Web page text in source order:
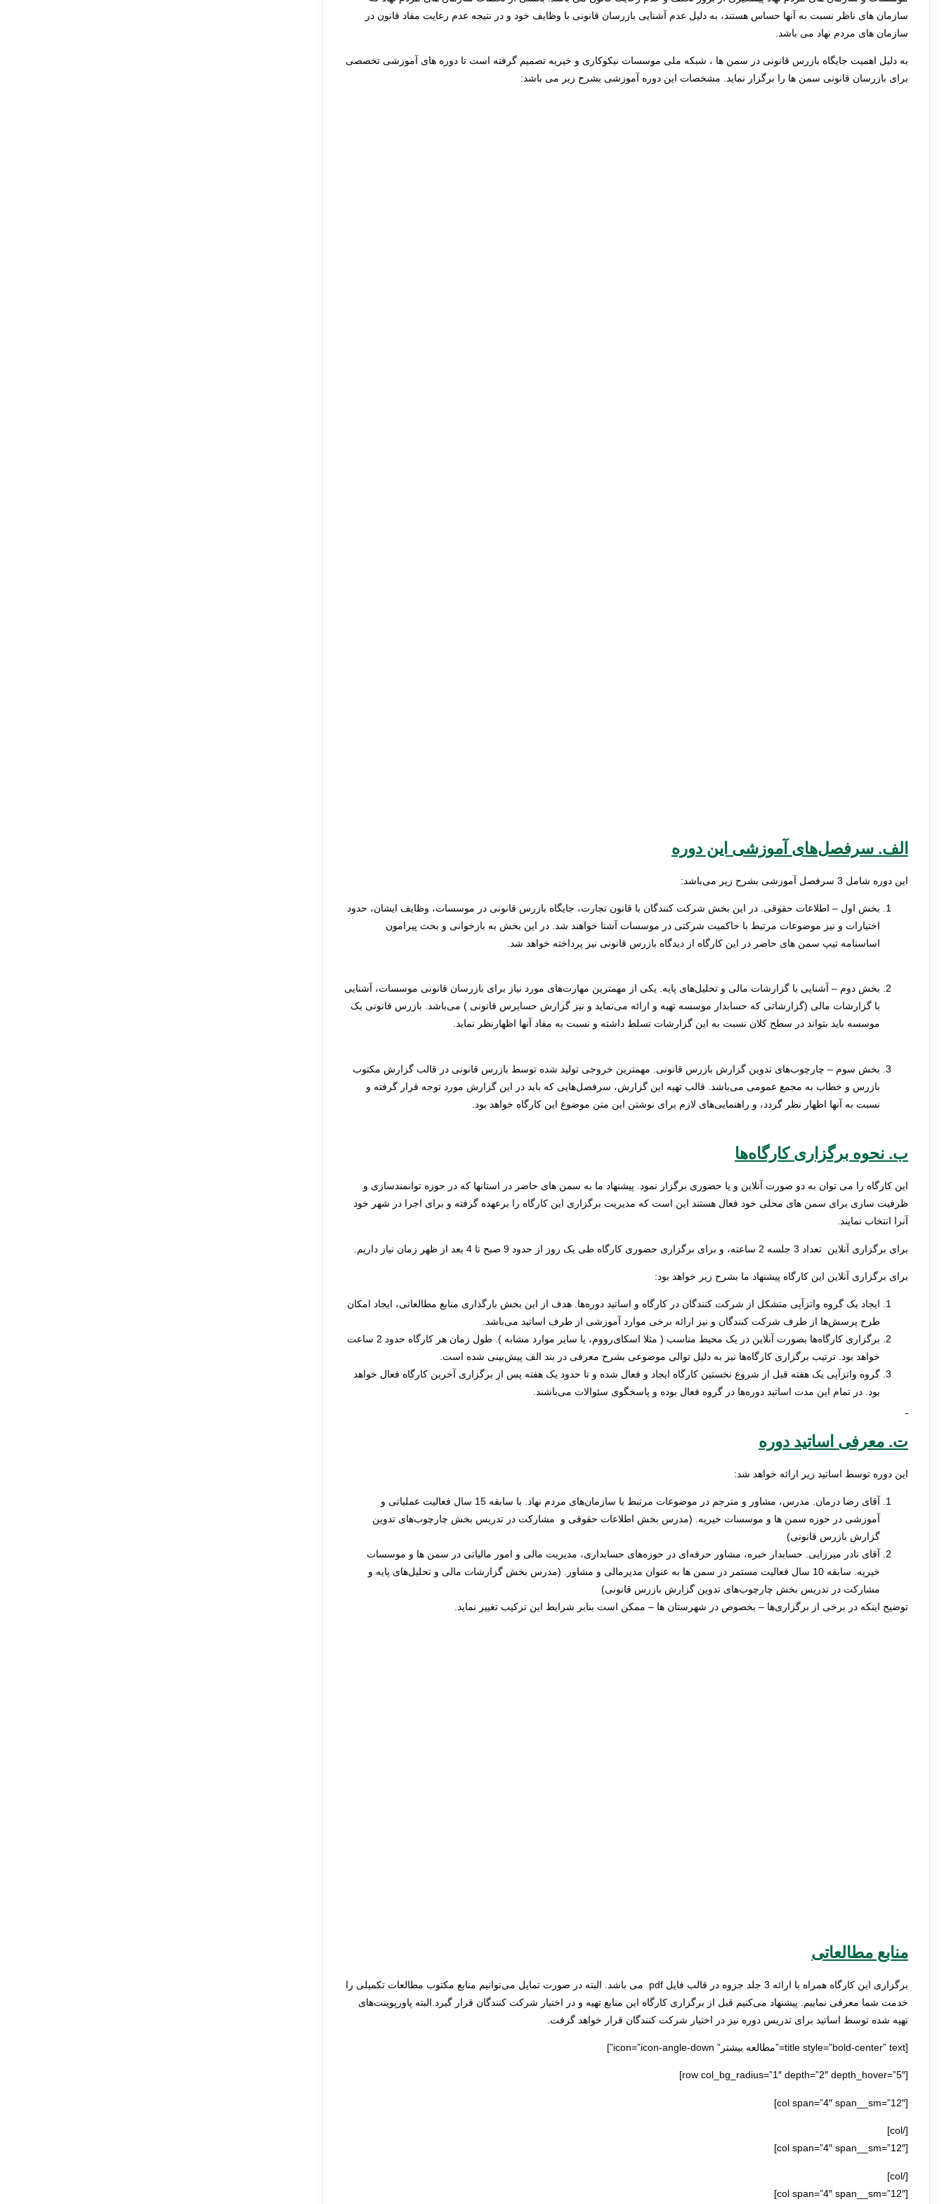
سازمان های ناظر نسبت به آنها حساس هستند، به دلیل عدم آشنایی بازرسان قانونی با وظایف خود و در نتیجه عدم رعایت مفاد قانون در
سازمان های مردم نهاد می باشد.
به دلیل اهمیت جایگاه بازرس قانونی در سمن ها ، شبکه ملی موسسات نیکوکاری و خیریه تصمیم گرفته است تا دوره های آموزشی تخصصی
برای بازرسان قانونی سمن ها را برگزار نماید. مشخصات این دوره آموزشی بشرح زیر می باشد:
الف. سرفصلهای آموزشی این دوره
این دوره شامل 3 سرفصل آموزشی بشرح زیر می‌باشد:
بخش اول – اطلاعات حقوقی. در این بخش شرکت کنندگان با قانون تجارت، جایگاه بازرس قانونی در موسسات، وظایف ایشان، حدود
اختیارات و نیز موضوعات مرتبط با حاکمیت شرکتی در موسسات آشنا خواهند شد. در این بخش به بازخوانی و بحث پیرامون
اساسنامه تیپ سمن‌ های حاضر در این کارگاه از دیدگاه بازرس قانونی نیز پرداخته خواهد شد.
بخش دوم – آشنایی با گزارشات مالی و تحلیلهای پایه. یکی از مهمترین مهارت‌های مورد نیاز برای بازرسان قانونی موسسات، آشنایی
با گزارشات مالی (گزارشاتی که حسابدار موسسه تهیه و ارائه می‌نماید و نیز گزارش حسابرس قانونی ) می‌باشد. بازرس قانونی یک
موسسه باید بتواند در سطح کلان نسبت به این گزارشات تسلط داشته و نسبت به مفاد آنها اظهارنظر نماید.
بخش سوم – چارچوبهای تدوین گزارش بازرس قانونی.
مهمترین خروجی تولید شده توسط بازرس قانونی در قالب گزارش مکتوب
بازرس و خطاب به مجمع عمومی می‌باشد. قالب تهیه این گزارش، سرفصل‌هایی که باید در این گزارش مورد توجه قرار گرفته و
نسبت به آنها اظهار نظر گردد، و راهنمایی‌های لازم برای نوشتن این متن موضوع این کارگاه خواهد بود.
ب. نحوه برگزاری کارگاهها
این کارگاه را می توان به دو صورت آنلاین و یا حضوری برگزار نمود. پیشنهاد ما به سمن های حاضر در استانها که در حوزه توانمندسازی و
ظرفیت سازی برای سمن های محلی خود فعال هستند این است که مدیریت برگزاری این کارگاه را برعهده گرفته و برای اجرا در شهر خود
آنرا انتخاب نمایند.
برای برگزاری آنلاین تعداد 3 جلسه 2 ساعته، و برای برگزاری حضوری کارگاه طی یک روز از حدود 9 صبح تا 4 بعد از ظهر زمان نیاز داریم.
برای برگزاری آنلاین این کارگاه پیشنهاد ما بشرح زیر خواهد بود:
ایجاد یک گروه واتزآپی متشکل از شرکت کنندگان در کارگاه و اساتید دوره‌ها. هدف از این بخش بارگذاری منابع مطالعاتی، ایجاد امکان
طرح پرسش‌ها از طرف شرکت کنندگان و نیز ارائه برخی موارد آموزشی از طرف اساتید می‌باشد.
برگزاری کارگاه‌ها بصورت آنلاین در یک محیط مناسب ( مثلا اسکای‌رووم، یا سایر موارد مشابه ). طول زمان هر کارگاه حدود 2 ساعت
خواهد بود. ترتیب برگزاری کارگاه‌ها نیز به دلیل توالی موضوعی بشرح معرفی در بند الف پیش‌بینی شده است.
گروه واتزآپی یک هفته قبل از شروع نخستین کارگاه ایجاد و فعال شده و تا حدود یک هفته پس از برگزاری آخرین کارگاه فعال خواهد
بود. در تمام این مدت اساتید دوره‌ها در گروه فعال بوده و پاسخگوی سئوالات می‌باشند.
ت. معرفی اساتید دوره
این دوره توسط اساتید زیر ارائه خواهد شد:
آقای رضا درمان. مدرس، مشاور و مترجم در موضوعات مرتبط با سازمان‌های مردم نهاد. با سابقه 15 سال فعالیت عملیاتی و
آموزشی در حوزه سمن‌ ها و موسسات خیریه. (مدرس بخش اطلاعات حقوقی و مشارکت در تدریس بخش چارچوب‌های تدوین
گزارش بازرس قانونی)
آقای نادر میرزایی. حسابدار خبره، مشاور حرفه‌ای در حوزه‌های حسابداری، مدیریت مالی و امور مالیاتی در سمن‌ ها و موسسات
خیریه. سابقه 10 سال فعالیت مستمر در سمن‌ ها به عنوان مدیرمالی و مشاور. (مدرس بخش گزارشات مالی و تحلیل‌های پایه و
مشارکت در تدریس بخش چارچوب‌های تدوین گزارش بازرس قانونی)
توضیح اینکه در برخی از برگزاری‌ها – بخصوص در شهرستان ها – ممکن است بنابر شرایط این ترکیب تغییر نماید.
منابع مطالعاتی
برگزاری این کارگاه همراه با ارائه 3 جلد جزوه در قالب فایل pdf می باشد. البته در صورت تمایل می‌توانیم منابع مکتوب مطالعات تکمیلی را
خدمت شما معرفی نماییم. پیشنهاد می‌کنیم قبل از برگزاری کارگاه این منابع تهیه و در اختیار شرکت کنندگان قرار گیرد.البته پاورپوینت‌های
تهیه شده توسط اساتید برای تدریس دوره نیز در اختیار شرکت کنندگان قرار خواهد گرفت.
[title style=”bold-center” text=”مطالعه بیشتر” icon=”icon-angle-down”]
[row col_bg_radius=”1″ depth=”2″ depth_hover=”5″]
[col span=”4″ span__sm=”12″]
[/col]
[col span=”4″ span__sm=”12″]
[/col]
[col span=”4″ span__sm=”12″]